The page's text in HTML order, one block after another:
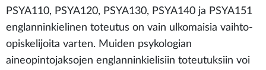
PSYA110, PSYA120, PSYA130, PSYA140 ja PSYA151
englanninkielinen toteutus on vain ulkomaisia vaihto-
opiskelijoita varten. Muiden psykologian
aineopintojaksojen englanninkielisiin toteutuksiin voi